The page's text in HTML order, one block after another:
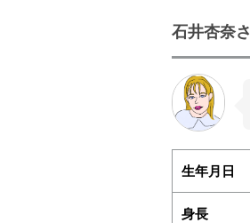
石井杏奈
生年月日
身長